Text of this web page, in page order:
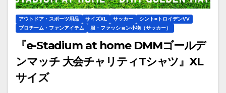
アウトドア・スポーツ用品 サイズXL サッカー
シント=トロイデンVV
プロチーム・ファンアイテム
服・ファッション小物（サッカー）
『e-Stadium at home DMMゴールデ
ンマッチ 大会チャリティTシャツ』XL
サイズ